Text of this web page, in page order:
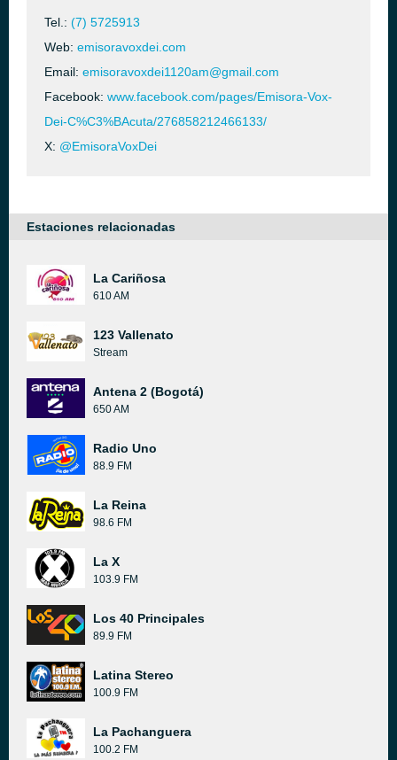
Tel.: (7) 5725913
Web: emisoravoxdei.com
Email: emisoravoxdei1120am@gmail.com
Facebook: www.facebook.com/pages/Emisora-Vox-
Dei-C%C3%BAcuta/276858212466133/
X: @EmisoraVoxDei
Estaciones relacionadas
La Cariñosa
610 AM
123 Vallenato
Stream
Antena 2 (Bogotá)
650 AM
Radio Uno
88.9 FM
La Reina
98.6 FM
La X
103.9 FM
Los 40 Principales
89.9 FM
Latina Stereo
100.9 FM
La Pachanguera
100.2 FM